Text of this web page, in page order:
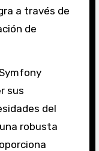
a través de
de
sus
del
robusta